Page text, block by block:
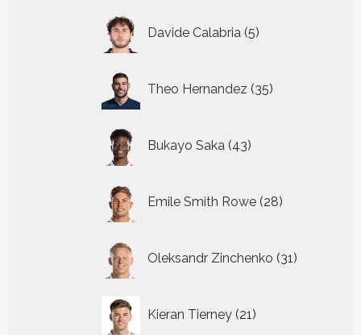
Davide Calabria 5
producten
Theo Hernandez 35
producten
Bukayo Saka 43
producten
Emile Smith Rowe 28
producten
Oleksandr Zinchenko 31
producten
Kieran Tierney 21
producten